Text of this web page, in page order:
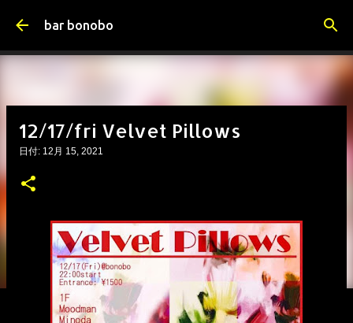
スキップしてメイン コンテンツに移動
bar bonobo
12/17/fri Velvet Pillows
日付: 12月 15, 2021